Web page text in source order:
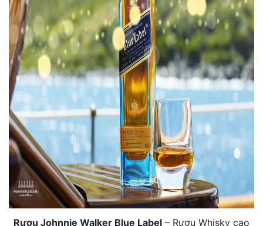
Rượu Johnnie Walker Blue Label – Rượu Whisky cao